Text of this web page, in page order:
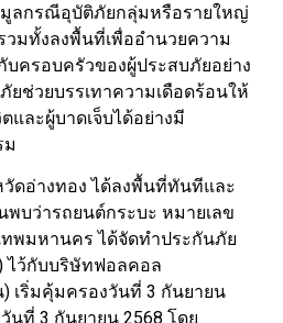
มูลกรณีอุบัติภัยกลุ่มหรือรายใหญ่
วมทั้งลงพื้นที่เพื่ออำนวยความ
ครอบครัวของผู้ประสบภัยอย่าง
ยช่วยบรรเทาความเดือดร้อนให้
และผู้บาดเจ็บได้อย่างมี
ม
ดอ่างทอง ได้ลงพื้นที่ทันทีและ
พบว่ารถยนต์กระบะ หมายเลข
ทพมหานคร ได้จัดทำประกันภัย
ไว้กับบริษัทฟอลคอล
เริ่มคุ้มครองวันที่ 3 กันยายน
นที่ 3 กันยายน 2568 โดย